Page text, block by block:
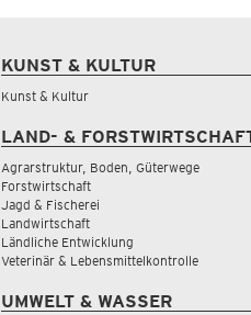
KUNST & KULTUR
Kunst & Kultur
LAND- &
Agrarstruktur, Boden, Güterwege
Forstwirtschaft
Jagd & Fischerei
Landwirtschaft
Ländliche Entwicklung
Veterinär & Lebensmittelkontrolle
UMWELT & WASSER